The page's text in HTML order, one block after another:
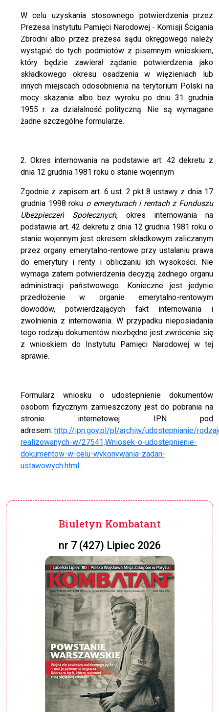
W celu uzyskania stosownego potwierdzenia przez
Prezesa Instytutu Pamięci Narodowej - Komisji Ścigania
Zbrodni albo przez prezesa sądu okręgowego należy
wystąpić do tych podmiotów z pisemnym wnioskiem,
który będzie zawierał żądanie potwierdzenia jako
składkowego okresu osadzenia w więzieniach lub
innych miejscach odosobnienia na terytorium Polski na
mocy skazania albo bez wyroku po dniu 31 grudnia
1955 r. za działalność polityczną. Nie są wymagane
żadne szczególne formularze.
2. Okres internowania na podstawie art. 42 dekretu z
dnia 12 grudnia 1981 roku o stanie wojennym
Zgodnie z zapisem art. 6 ust. 2 pkt 8 ustawy z dnia 17
grudnia 1998 roku o emeryturach i rentach z Funduszu
Ubezpieczeń Społecznych, okres internowania na
podstawie art. 42 dekretu z dnia 12 grudnia 1981 roku o
stanie wojennym jest okresem składkowym zaliczanym
przez organy emerytalno-rentowe przy ustalaniu prawa
do emerytury i renty i obliczaniu ich wysokości. Nie
wymaga zatem potwierdzenia decyzją żadnego organu
administracji państwowego. Konieczne jest jedynie
przedłożenie w organie emerytalno-rentowym
dowodów, potwierdzających fakt internowania i
zwolnienia z internowania. W przypadku nieposiadania
tego rodzaju dokumentów niezbędne jest zwrócenie się
z wnioskiem do Instytutu Pamięci Narodowej w tej
sprawie.
Formularz wniosku o udostepnienie dokumentów
osobom fizycznym zamieszczony jest do pobrania na
stronie internetowej IPN pod
adresem: http://ipn.gov.pl/pl/archiw/udostepnianie/
realizowanych-w/27541,Wniosek-o-udostepnienie-
dokumentow-w-celu-wykonywania-zadan-
ustawowych.html
Biuletyn Kombatant
nr 7 (427) Lipiec 2026